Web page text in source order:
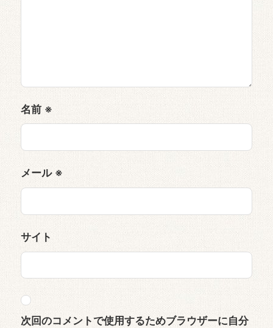
名前 ※
メール ※
サイト
次回のコメントで使用するためブラウザーに自分